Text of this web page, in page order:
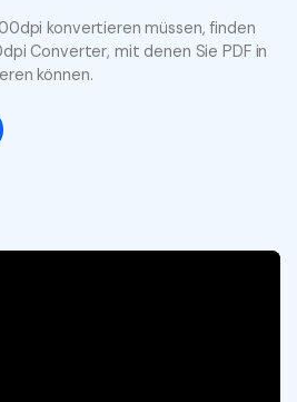
iPad
konvertieren müssen, finden
Converter, mit denen Sie PDF in
können.